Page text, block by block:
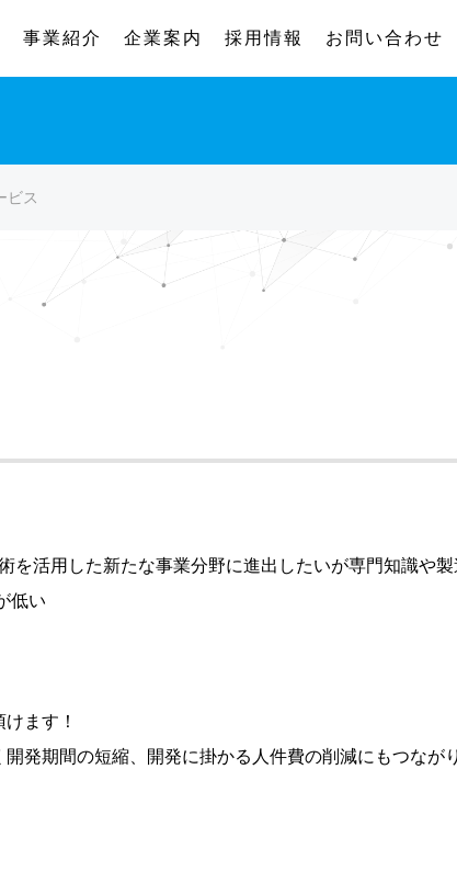
事業紹介 企業案内 採用情報 お問い合わせ
ビス
を活用した新たな事業分野に進出したいが専門知識や製
低い
ます！
発期間の短縮、開発に掛かる人件費の削減にもつなが